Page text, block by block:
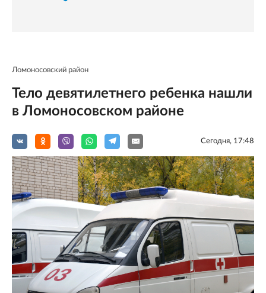
Ломоносовский район
Тело девятилетнего ребенка нашли
в Ломоносовском районе
Сегодня, 17:48